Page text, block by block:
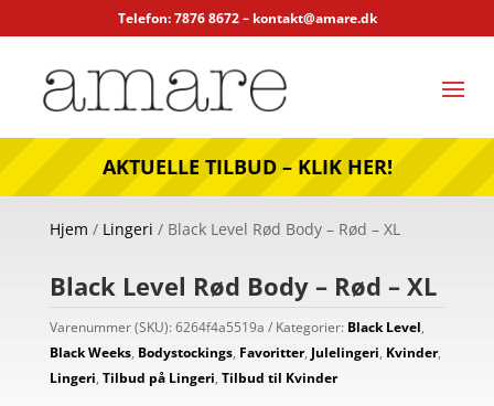
Telefon: 7876 8672 – kontakt@amare.dk
AKTUELLE TILBUD – KLIK HER!
Hjem / Lingeri / Black Level Rød Body – Rød – XL
Black Level Rød Body – Rød – XL
Varenummer (SKU): 6264f4a5519a Kategorier: Black Level,
Black Weeks, Bodystockings, Favoritter, Julelingeri, Kvinder,
Lingeri, Tilbud på Lingeri, Tilbud til Kvinder